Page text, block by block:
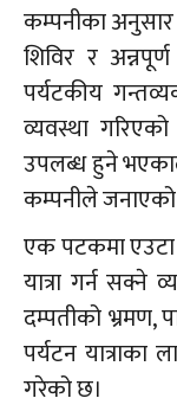
कम्पनीका
शिविर र
पर्यटकीय
व्यवस्था
उपलब्ध हुने
कम्पनीले
एक पटकमा एउटा
यात्रा गर्न सक्ने
दम्पतीको भ्रमण,
पर्यटन यात्राका
गरेको छ।